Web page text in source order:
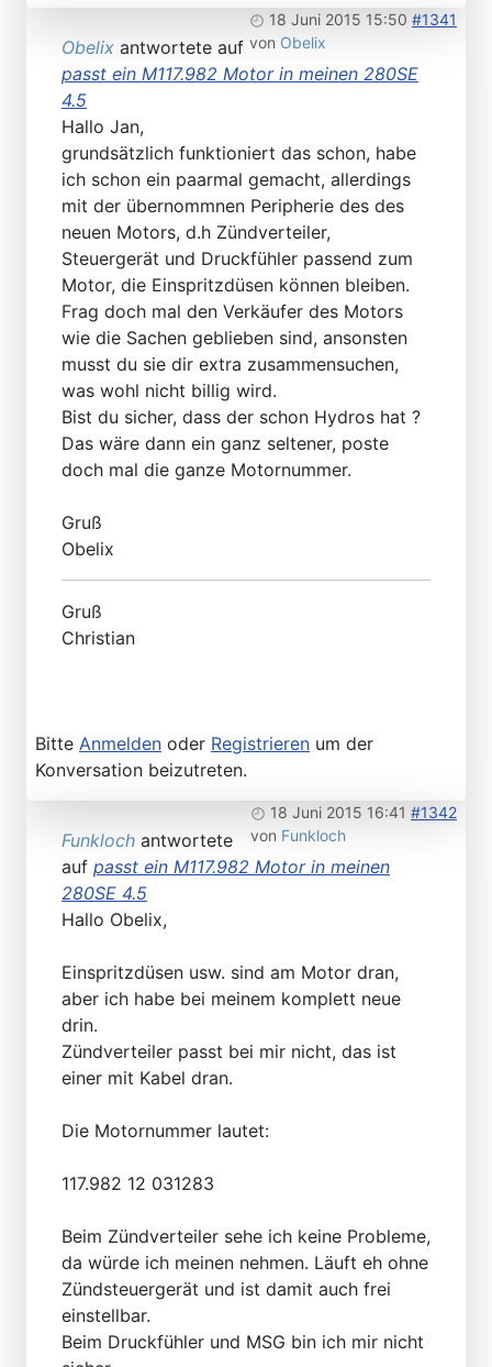
18 Juni 2015 15:50 #1341
von Obelix
Obelix antwortete auf
passt ein M117.982 Motor in meinen 280SE
4.5
Hallo Jan,
grundsätzlich funktioniert das schon, habe
ich schon ein paarmal gemacht, allerdings
mit der übernommnen Peripherie des des
neuen Motors, d.h Zündverteiler,
Steuergerät und Druckfühler passend zum
Motor, die Einspritzdüsen können bleiben.
Frag doch mal den Verkäufer des Motors
wie die Sachen geblieben sind, ansonsten
musst du sie dir extra zusammensuchen,
was wohl nicht billig wird.
Bist du sicher, dass der schon Hydros hat ?
Das wäre dann ein ganz seltener, poste
doch mal die ganze Motornummer.
Gruß
Obelix
Gruß
Christian
Bitte Anmelden oder Registrieren um der
Konversation beizutreten.
18 Juni 2015 16:41 #1342
von Funkloch
Funkloch antwortete
auf passt ein M117.982 Motor in meinen
280SE 4.5
Hallo Obelix,
Einspritzdüsen usw. sind am Motor dran,
aber ich habe bei meinem komplett neue
drin.
Zündverteiler passt bei mir nicht, das ist
einer mit Kabel dran.
Die Motornummer lautet:
117.982 12 031283
Beim Zündverteiler sehe ich keine Probleme,
da würde ich meinen nehmen. Läuft eh ohne
Zündsteuergerät und ist damit auch frei
einstellbar.
Beim Druckfühler und MSG bin ich mir nicht